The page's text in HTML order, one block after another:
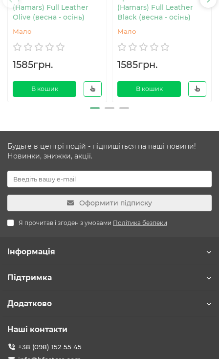
(Hamars) Full Leather
Olive (весна - осінь)
Мало
1585грн.
В кошик
(Hamars) Full Leather
Black (весна - осінь)
Мало
1585грн.
В кошик
Будьте в центрі подій - підпишіться на наші новини!
Новинки, знижки, акції.
Оформити підписку
Я прочитав і згоден з умовами Політика безпеки
Інформація
Підтримка
Додатково
Наші контакти
+38 (098) 152 55 45